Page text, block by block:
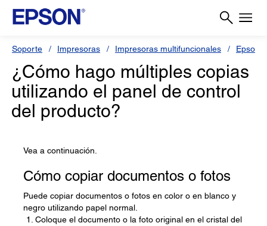
Soporte Impresoras Impresoras multifuncionales Epson
¿Cómo hago múltiples copias
utilizando el panel de control
del producto?
Vea a continuación.
Cómo copiar documentos o fotos
Puede copiar documentos o fotos en color o en blanco y
negro utilizando papel normal.
Coloque el documento o la foto original en el cristal del